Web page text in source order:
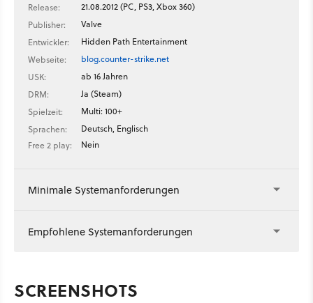
Release:
21.08.2012 (PC, PS3, Xbox 360)
Publisher:
Valve
Entwickler:
Hidden Path Entertainment
Webseite:
blog.counter-strike.net
USK:
ab 16 Jahren
DRM:
Ja (Steam)
Spielzeit:
Multi: 100+
Sprachen:
Deutsch, Englisch
Free 2 play:
Nein
Minimale Systemanforderungen
Empfohlene Systemanforderungen
SCREENSHOTS